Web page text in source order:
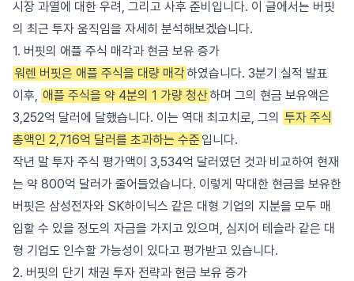
시장 과열에 대한 우려, 그리고 사후 준비입니다. 이 글에서는 버핏
의 최근 투자 움직임을 자세히 분석해보겠습니다.
1. 버핏의 애플 주식 매각과 현금 보유 증가
워렌 버핏은 애플 주식을 대량 매각하였습니다. 3분기 실적 발표
이후, 애플 주식을 약 4분의 1 가량 청산하며 그의 현금 보유액은
3,252억 달러에 달했습니다. 이는 역대 최고치로, 그의 투자 주식
총액인 2,716억 달러를 초과하는 수준 입니다.
작년 말 투자 주식 평가액이 3,534억 달러였던 것과 비교하여 현재
는 약 800억 달러가 줄어들었습니다. 이렇게 막대한 현금을 보유한
버핏은 삼성전자와 SK하이닉스 같은 대형 기업의 지분을 모두 매
입할 수 있을 정도의 자금을 가지고 있으며, 심지어 테슬라 같은 대
형 기업도 인수할 가능성이 있다고 평가받고 있습니다.
2. 버핏의 단기 채권 투자 전략과 현금 보유 증가